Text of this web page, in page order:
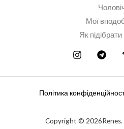
Мої
Як підібрати
Політика
Copyright © 2026Renes.